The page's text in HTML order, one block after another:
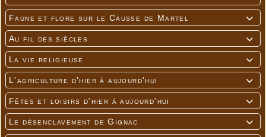

Faune et flore sur le Causse de Martel

Au fil des siècles

La vie religieuse

L'agriculture d'hier à aujourd'hui

Fêtes et loisirs d'hier à aujourd'hui

Le désenclavement de Gignac